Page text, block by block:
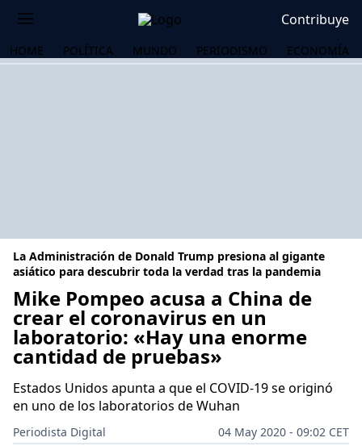
Contribuye
HOME POLÍTICA MUNDO PERIODISMO ECONOMÍA
La Administración de Donald Trump presiona al gigante
asiático para descubrir toda la verdad tras la pandemia
Mike Pompeo acusa a China de
crear el coronavirus en un
laboratorio: «Hay una enorme
cantidad de pruebas»
Estados Unidos apunta a que el COVID-19 se originó
en uno de los laboratorios de Wuhan
Periodista Digital
04 May 2020 - 09:02 CET